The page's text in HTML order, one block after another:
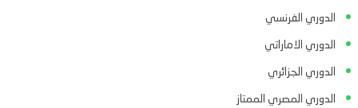
الدوري الفرنسي
الدوري الاماراتي
الدوري الجزائري
الدوري المصري الممتاز